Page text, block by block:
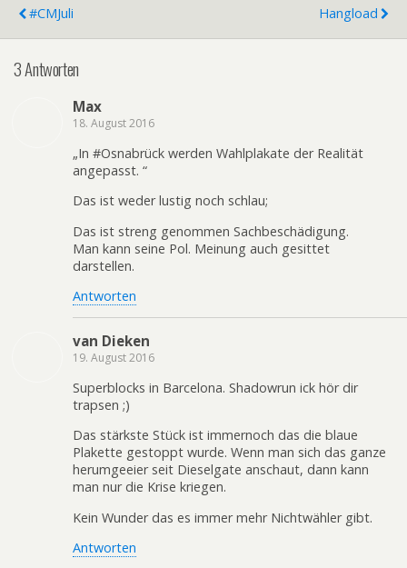
#CMJuli
Hangload
3 Antworten
Max
18. August 2016
„In #Osnabrück werden Wahlplakate der Realität
angepasst. “
Das ist weder lustig noch schlau;
Das ist streng genommen Sachbeschädigung.
Man kann seine Pol. Meinung auch gesittet
darstellen.
Antworten
van Dieken
19. August 2016
Superblocks in Barcelona. Shadowrun ick hör dir
trapsen ;)
Das stärkste Stück ist immernoch das die blaue
Plakette gestoppt wurde. Wenn man sich das ganze
herumgeeier seit Dieselgate anschaut, dann kann
man nur die Krise kriegen.
Kein Wunder das es immer mehr Nichtwähler gibt.
Antworten